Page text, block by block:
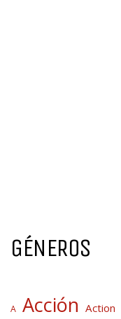
GÉNEROS
A Acción Action